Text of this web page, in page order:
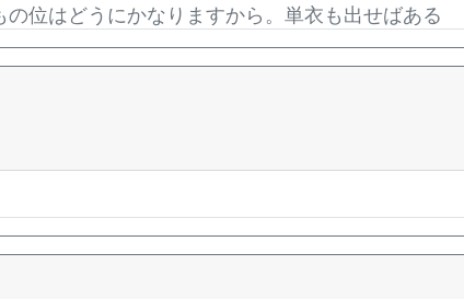
位はどうにかなりますから。単衣も出せばある